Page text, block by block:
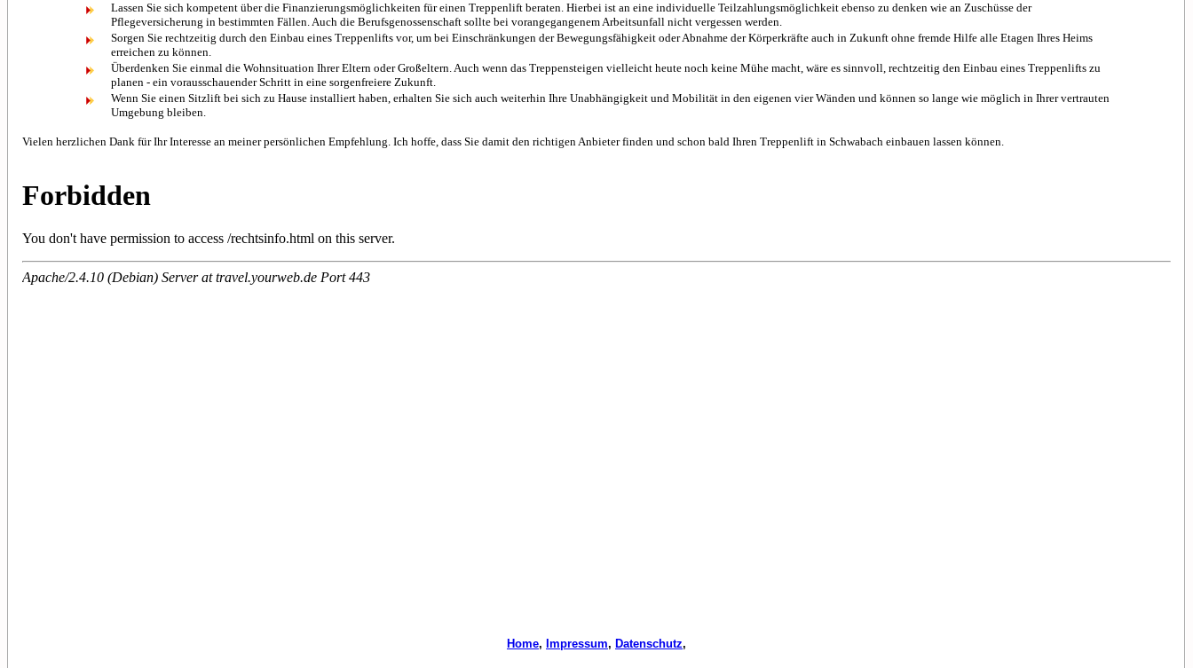
Lassen Sie sich kompetent über die Finanzierungsmöglichkeiten für einen Treppenlift beraten. Hierbei ist an eine individuelle Teilzahlungsmöglichkeit ebenso zu denken wie an Zuschüsse der
Pflegeversicherung in bestimmten Fällen. Auch die Berufsgenossenschaft sollte bei vorangegangenem Arbeitsunfall nicht vergessen werden.
Sorgen Sie rechtzeitig durch den Einbau eines Treppenlifts vor, um bei Einschränkungen der Bewegungsfähigkeit oder Abnahme der Körperkräfte auch in Zukunft ohne fremde Hilfe alle Etagen Ihres Heims
erreichen zu können.
Überdenken Sie einmal die Wohnsituation Ihrer Eltern oder Großeltern. Auch wenn das Treppensteigen vielleicht heute noch keine Mühe macht, wäre es sinnvoll, rechtzeitig den Einbau eines Treppenlifts zu
planen - ein vorausschauender Schritt in eine sorgenfreiere Zukunft.
Wenn Sie einen Sitzlift bei sich zu Hause installiert haben, erhalten Sie sich auch weiterhin Ihre Unabhängigkeit und Mobilität in den eigenen vier Wänden und können so lange wie möglich in Ihrer vertrauten
Umgebung bleiben.
Vielen herzlichen Dank für Ihr Interesse an meiner persönlichen Empfehlung. Ich hoffe, dass Sie damit den richtigen Anbieter finden und schon bald Ihren Treppenlift in Schwabach einbauen lassen können.
Home, Impressum, Datenschutz,